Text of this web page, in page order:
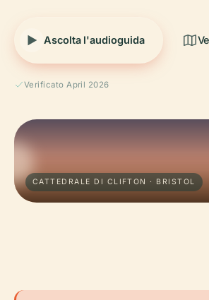
Ascolta l'audioguida
Verificato April 2026
CATTEDRALE DI CLIFTON · BRISTOL